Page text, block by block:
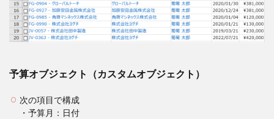
予算オブジェクト（カスタムオブジェクト）
次の項目で構成
・予算月：日付